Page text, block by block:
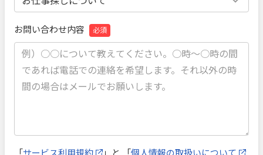
お問い合わせ内容 必須
「サービス利用規約 」と 「個人情報の取扱いについて